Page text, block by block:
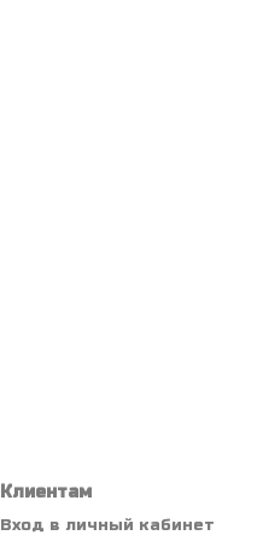
Клиентам
Вход в личный кабинет